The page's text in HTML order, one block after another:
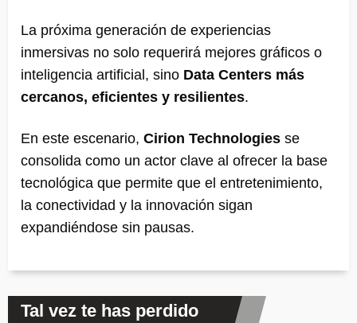
La próxima generación de experiencias
inmersivas no solo requerirá mejores gráficos o
inteligencia artificial, sino Data Centers más
cercanos, eficientes y resilientes.
En este escenario, Cirion Technologies se
consolida como un actor clave al ofrecer la base
tecnológica que permite que el entretenimiento,
la conectividad y la innovación sigan
expandiéndose sin pausas.
Tal vez te has perdido